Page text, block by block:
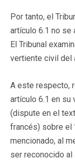
Por tanto, el
artículo 6.1 no se
El Tribunal
vertiente civil del
A este respecto,
artículo 6.1 en su
(dispute en el
francés) sobre el
mencionado, al
ser reconocido al